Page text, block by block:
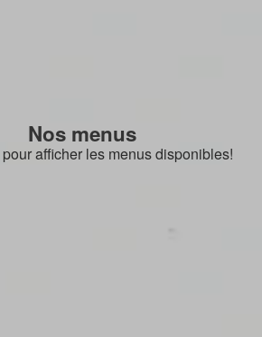
Nos menus
afficher les menus disponibles!